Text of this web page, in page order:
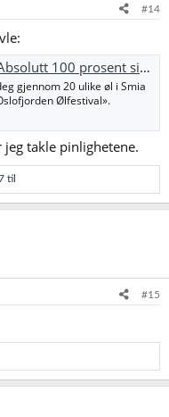
#14
sikker på at jeg ikke vinner
gjennom 20 ulike øl i Smia
Ølfestival».
takle pinlighetene.
til
#15